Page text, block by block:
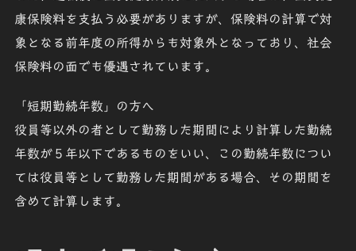
康保険料を支払う必要がありますが、保険料の計算で対
象となる前年度の所得からも対象外となっており、 社会
保険料の面でも優遇 されています。
「 短期勤続年数 」の方へ
役員等以外の者として勤務した期間により計算した勤続
年数が５年以下 であるものをいい、この勤続年数につい
ては役員等として勤務した期間がある場合、その期間を
含めて計算します。